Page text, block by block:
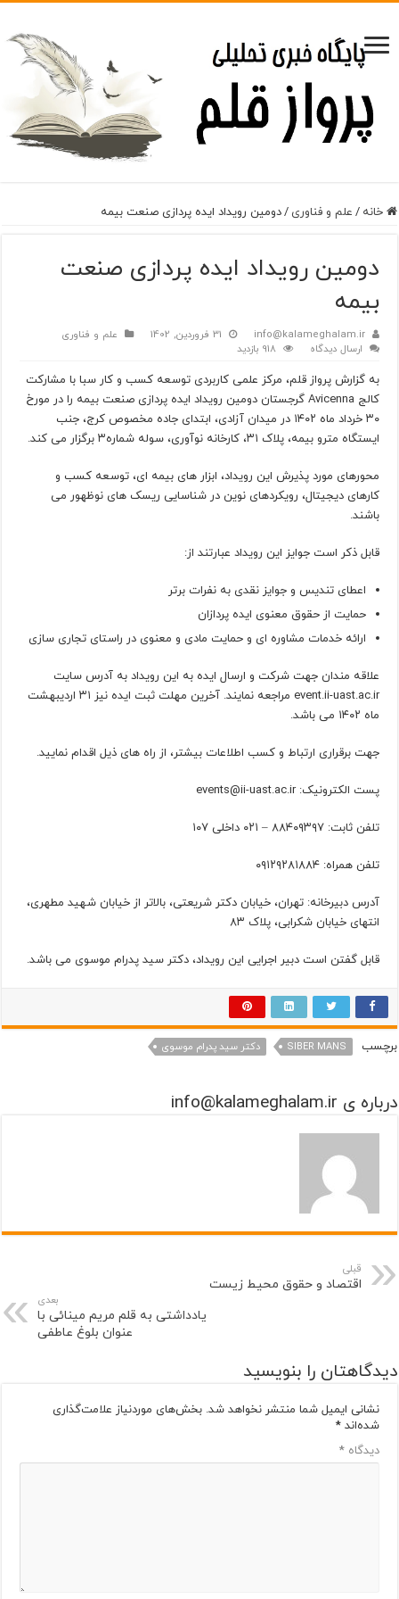
خانه / علم و فناوری /دومین رویداد ایده پردازی صنعت بیمه
دومین رویداد ایده پردازی صنعت
بیمه
info@kalameghalam.ir 31 فروردین, 1402
علم و فناوری
ارسال دیدگاه
918 بازدید
به گزارش پرواز قلم، مرکز علمی کاربردی توسعه کسب و کار سبا با مشارکت
کالج Avicenna گرجستان دومین رویداد ایده پردازی صنعت بیمه را در مورخ
۳۰ خرداد ماه ۱۴۰۲ در میدان آزادی، ابتدای جاده مخصوص کرج، جنب
ایستگاه مترو بیمه، پلاک ۳۱، کارخانه نوآوری، سوله شماره۳ برگزار می کند.
محورهای مورد پذیرش این رویداد، ابزار های بیمه ای، توسعه کسب و
کارهای دیجیتال، رویکردهای نوین در شناسایی ریسک های نوظهور می
باشند.
قابل ذکر است جوایز این رویداد عبارتند از:
اعطای تندیس و جوایز نقدی به نفرات برتر
حمایت از حقوق معنوی ایده پردازان
ارائه خدمات مشاوره ای و حمایت مادی و معنوی در راستای تجاری سازی
علاقه مندان جهت شرکت و ارسال ایده به این رویداد به آدرس سایت
event.ii-uast.ac.ir مراجعه نمایند. آخرین مهلت ثبت ایده نیز ۳۱ اردیبهشت
ماه ۱۴۰۲ می باشد.
جهت برقراری ارتباط و کسب اطلاعات بیشتر، از راه های ذیل اقدام نمایید.
پست الکترونیک: events@ii-uast.ac.ir
تلفن ثابت: ۸۸۴۰۹۳۹۷ – ۰۲۱ داخلی ۱۰۷
تلفن همراه: ۰۹۱۲۹۲۸۱۸۸۴
آدرس دبیرخانه: تهران، خیابان دکتر شریعتی، بالاتر از خیابان شهید مطهری،
انتهای خیابان شکرابی، پلاک ۸۳
قابل گفتن است دبیر اجرایی این رویداد، دکتر سید پدرام موسوی می باشد.
برچسب SIBER MANS دکتر سید پدرام موسوی
درباره ی info@kalameghalam.ir
قبلی
اقتصاد و حقوق محیط زیست
بعدی
یادداشتی به قلم مریم مینائی با
عنوان بلوغ عاطفی
دیدگاهتان را بنویسید
نشانی ایمیل شما منتشر نخواهد شد. بخش‌های موردنیاز علامت‌گذاری
شده‌اند*
دیدگاه*